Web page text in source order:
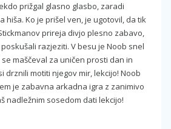
prižgal glasno glasbo, zaradi
hiša. Ko je prišel ven, je ugotovil, da tik
prireja divjo plesno zabavo,
razjeziti. V besu je Noob snel
maščeval za uničen prosti dan in
drznili motiti njegov mir, lekcijo! Noob
je zabavna arkadna igra z zanimivo
nadležnim sosedom dati lekcijo!